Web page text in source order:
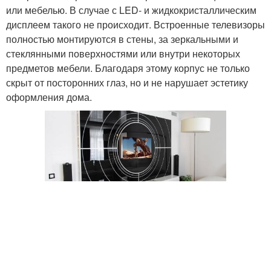
или мебелью. В случае с LED- и жидкокристаллическим
дисплеем такого не происходит. Встроенные телевизоры
полностью монтируются в стены, за зеркальными и
стеклянными поверхностями или внутри некоторых
предметов мебели. Благодаря этому корпус не только
скрыт от посторонних глаз, но и не нарушает эстетику
оформления дома.